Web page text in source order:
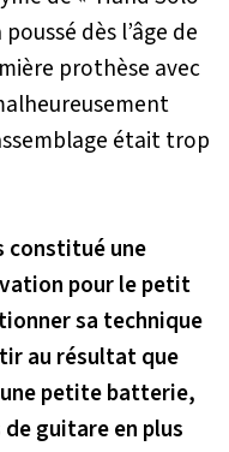
dès l’âge de
prothèse avec
était trop
constitué une
pour le petit
sa technique
au résultat que
petite batterie,
guitare en plus